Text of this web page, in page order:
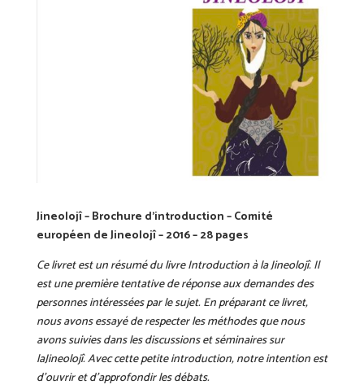
Jineolojî – Brochure d’introduction – Comité
européen de Jineolojî – 2016 – 28 pages
Ce livret est un résumé du livre Introduction à la Jineolojî. Il
est une première tentative de réponse aux demandes des
personnes intéressées par le sujet. En préparant ce livret,
nous avons essayé de respecter les méthodes que nous
avons suivies dans les discussions et séminaires sur
laJineolojî. Avec cette petite introduction, notre intention est
d’ouvrir et d’approfondir les débats.